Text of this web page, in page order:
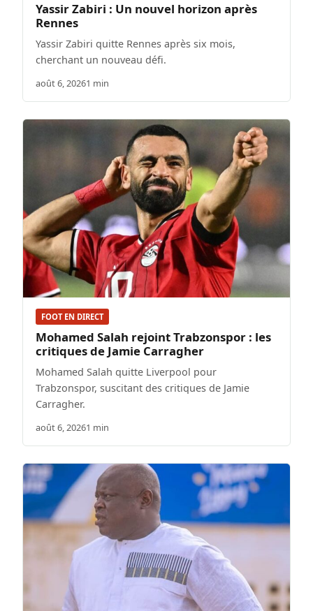
Yassir Zabiri : Un nouvel horizon après
Rennes
Yassir Zabiri quitte Rennes après six mois,
cherchant un nouveau défi.
août 6, 20261 min
FOOT EN DIRECT
Mohamed Salah rejoint Trabzonspor : les
critiques de Jamie Carragher
Mohamed Salah quitte Liverpool pour
Trabzonspor, suscitant des critiques de Jamie
Carragher.
août 6, 20261 min